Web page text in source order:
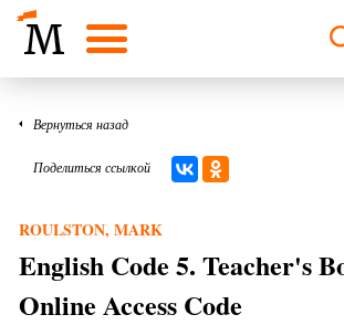
Вернуться назад
Поделиться ссылкой
ROULSTON, MARK
English Code 5. Teacher's
Online Access Code